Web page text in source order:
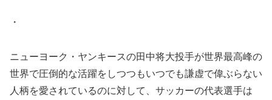
・
ニューヨーク・ヤンキースの田中将大投手が世界最高峰の
世界で圧倒的な活躍をしつつもいつでも謙虚で偉ぶらない
人柄を愛されているのに対して、サッカーの代表選手は